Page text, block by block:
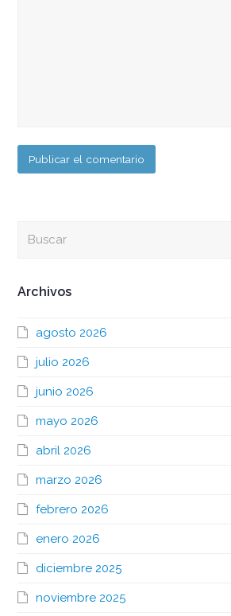
Archivos
agosto 2026
julio 2026
junio 2026
mayo 2026
abril 2026
marzo 2026
febrero 2026
enero 2026
diciembre 2025
noviembre 2025